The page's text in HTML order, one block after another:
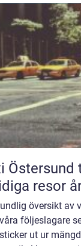
trygghet, lokal kännedom och
resor
översikt av
följeslagare
ut ur